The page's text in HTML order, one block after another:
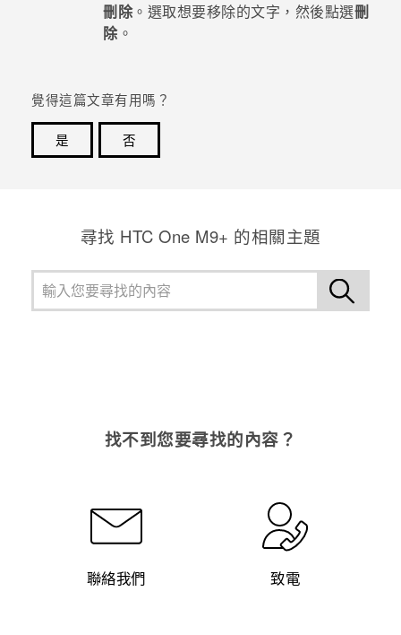
刪除。選取想要移除的文字，然後點選刪
除。
覺得這篇文章有用嗎？
是
否
尋找 HTC One M9+ 的相關主題
找不到您要尋找的內容？
聯絡我們 致電